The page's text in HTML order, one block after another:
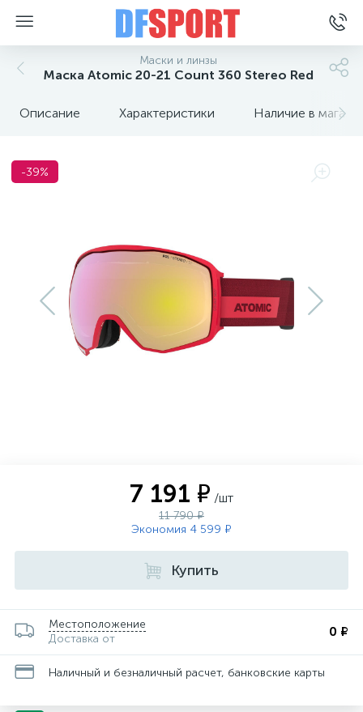
Маски и линзы
Маска Atomic 20-21 Count 360 Stereo Red
Описание Характеристики Наличие в
-39%
7 191 ₽ /шт
11 790 ₽
Экономия 4 599 ₽
Купить
Местоположение
Доставка от
0 ₽
Наличный и безналичный расчет, банковские карты